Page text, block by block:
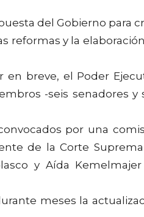
del Gobierno para
reformas y la
en breve, el Poder
-seis senadores y
por una
de la Corte
y Aída
meses la